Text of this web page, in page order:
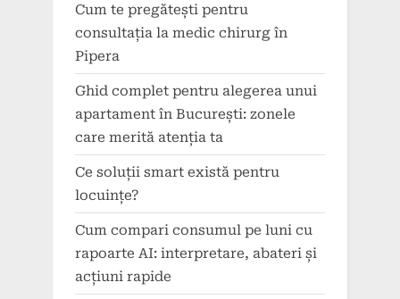
Cum te pregătești pentru
consultația la medic chirurg în
Pipera
Ghid complet pentru alegerea unui
apartament în București: zonele
care merită atenția ta
Ce soluții smart există pentru
locuințe?
Cum compari consumul pe luni cu
rapoarte AI: interpretare, abateri și
acțiuni rapide